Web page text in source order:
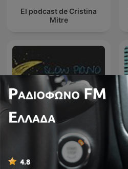
El podcast de Cristina
Mitre
Slow Piano for Sleep -
Music for Sleep,
Meditation and Relaxation